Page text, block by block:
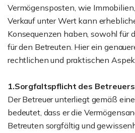
Vermögensposten, wie
Verkauf unter Wert kann
Konsequenzen haben, sowohl für
für den Betreuten. Hier ein
rechtlichen und praktischen
1.Sorgfaltspflicht des Betreuers
Der Betreuer unterliegt gemäß
bedeutet, dass er die
Betreuten sorgfältig und